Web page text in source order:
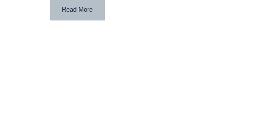
Read More